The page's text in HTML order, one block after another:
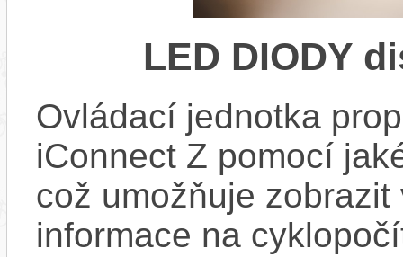
LED DIODY
Ovládací jednotka
iConnect Z pomocí
což umožňuje
informace na